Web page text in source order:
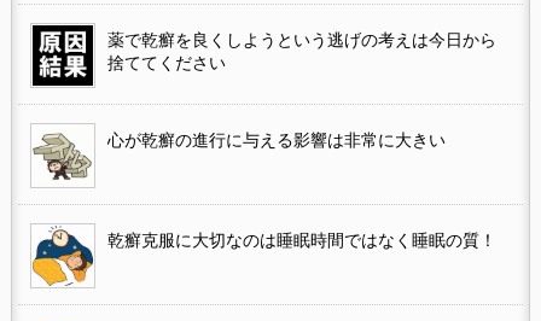
薬で乾癬を良くしようという逃げの考えは今日から
捨ててください
心が乾癬の進行に与える影響は非常に大きい
乾癬克服に大切なのは睡眠時間ではなく睡眠の質！